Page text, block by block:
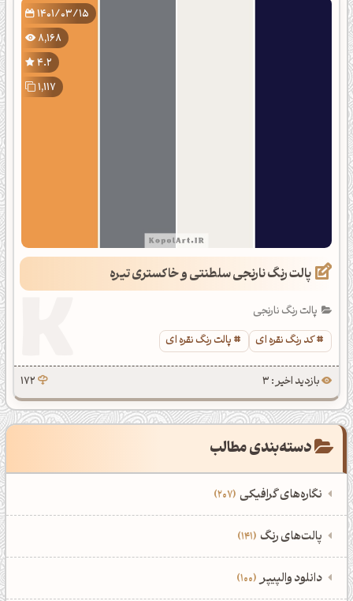
1401/03/15
8,168
4.2
1,117
پالت رنگ نارنجی سلطنتی و خاکستری تیره
پالت رنگ نارنجی
کد رنگ نقره ای
پالت رنگ نقره ای
بازدید اخیر : 3 172
دسته‌بندی مطالب
نگاره‌های گرافیکی 207
‌همه دسته‌بندی‌های نگاره‌های گرافیکی
نمایش همه نگاره‌ها
‌پالت‌های رنگ 141
‌همه دسته‌بندی‌های پالت‌های رنگ
‌دانلود والپیپر 100